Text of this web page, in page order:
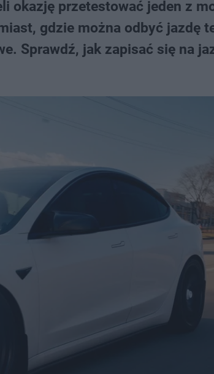
okazję przetestować jeden z
gdzie można odbyć jazdę
Sprawdź, jak zapisać się na